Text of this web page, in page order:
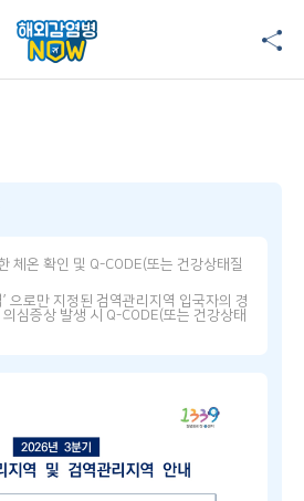
체온 확인 및 Q-CODE(또는 건강상태질
으로만 지정된 검역관리지역 입국자의 경
의심증상 발생 시 Q-CODE(또는 건강상태